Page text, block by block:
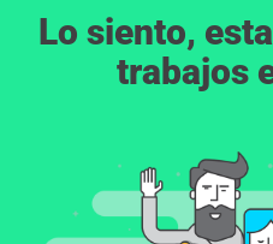
Lo siento,
trabajos